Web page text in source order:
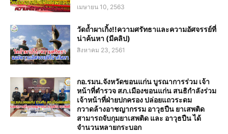
เมษายน 10, 2563
วัดถ้ำผาเกิ้ง!!ความศรัทธาและความอัศจรรย์ที่
น่าค้นหา (มีคลิป)
สิงหาคม 23, 2561
กอ.รมน.จังหวัดขอนแก่น บูรณาการร่วม เจ้า
หน้าที่ตำรวจ สภ.เมืองขอนแก่น สนธิกำลังร่วม
เจ้าหน้าที่ฝ่ายปกครอง ปล่อยแถวระดม
กวาดล้างอาชญากรรม อาวุธปืน ยาเสพติด
สามารถจับกุมยาเสพติด และ อาวุธปืน ได้
จำนวนหลายกระบอก